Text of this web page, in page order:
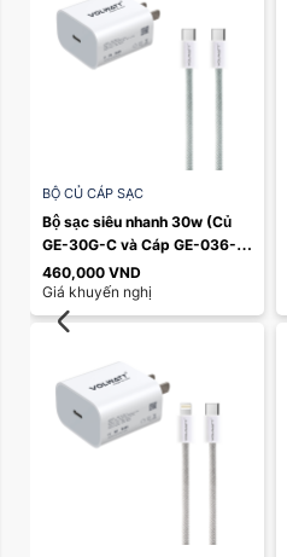
BỘ CỦ CÁP SẠC
Bộ sạc siêu nhanh 30w (Củ
GE-30G-C và Cáp GE-036-
CC)
460,000 VND
Giá khuyến nghị